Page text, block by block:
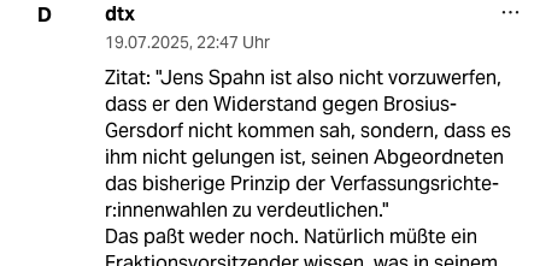
D dtx
19.07.2025, 22:47 Uhr
Zitat: "Jens Spahn ist also nicht vorzuwerfen,
dass er den Widerstand gegen Brosius-
Gersdorf nicht kommen sah, sondern, dass es
ihm nicht gelungen ist, seinen Abgeordneten
das bisherige Prinzip der Ver­fas­sungs­rich­te­
r:in­nen­wah­len zu verdeutlichen."
Das paßt weder noch. Natürlich müßte ein